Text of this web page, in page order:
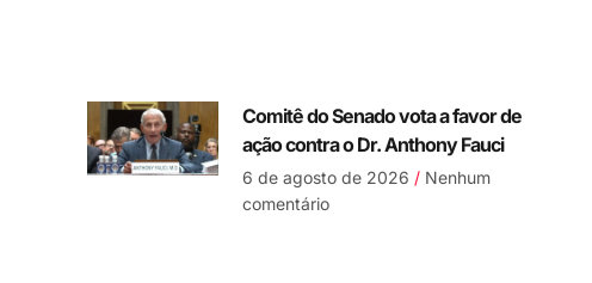
Comitê do Senado vota a favor de
ação contra o Dr. Anthony Fauci
6 de agosto de 2026 Nenhum
comentário